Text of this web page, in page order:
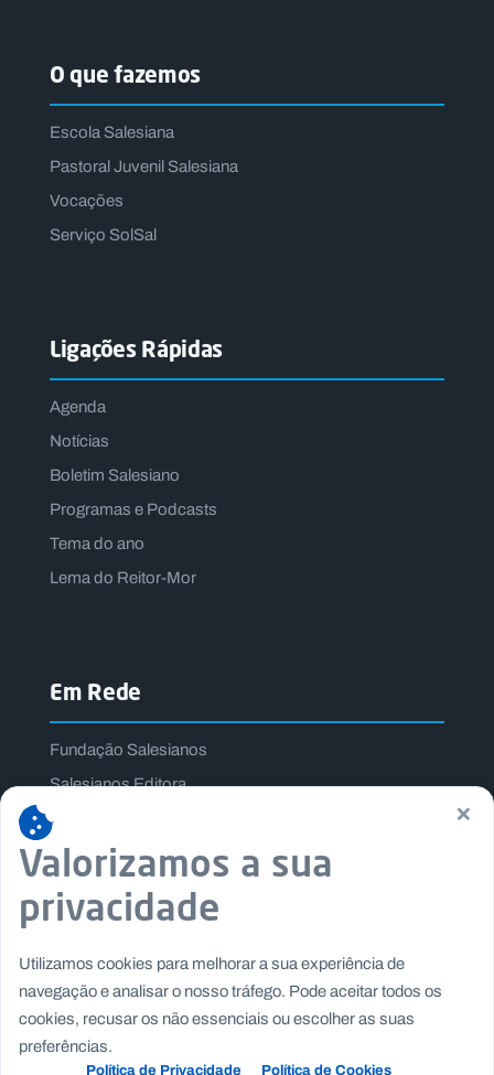
O que fazemos
Escola Salesiana
Pastoral Juvenil Salesiana
Vocações
Serviço SolSal
Ligações Rápidas
Agenda
Notícias
Boletim Salesiano
Programas e Podcasts
Tema do ano
Lema do Reitor-Mor
Em Rede
Fundação Salesianos
Salesianos Editora
Família Salesiana
Missão Dom Bosco
Jogos Nacionais Salesianos
×
Valorizamos a sua
privacidade
Utilizamos cookies para melhorar a sua experiência de
navegação e analisar o nosso tráfego. Pode aceitar todos os
cookies, recusar os não essenciais ou escolher as suas
preferências.
Política de Privacidade Política de Cookies